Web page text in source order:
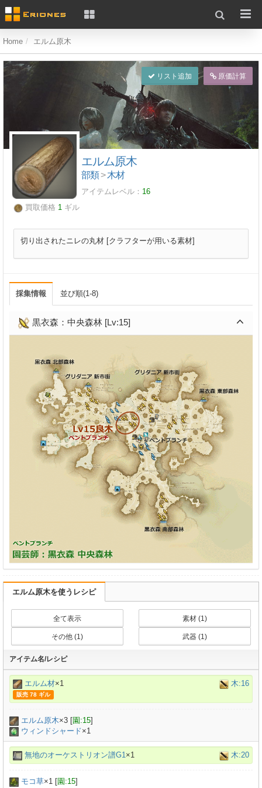
Home エルム原木
リスト追加 原価計算
エルム原木
部類>木材
アイテムレベル： 16
買取価格 1 ギル
切り出されたニレの丸材 [クラフターが用いる素材]
採集情報 並び順(1-8)
黒衣森：中央森林 [Lv:15]
エルム原木を使うレシピ
全て表示 素材 (1)
その他 (1) 武器 (1)
アイテム名/レシピ
エルム材×1 木:16
販売 78 ギル
エルム原木×3 [園:15]
ウィンドシャード×1
無地のオーケストリオン譜G1×1 木:20
モコ草×1 [園:15]